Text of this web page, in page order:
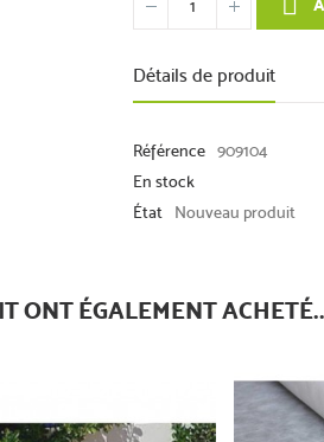
Détails de produit
Référence
909104
En stock
État
Nouveau produit
ONT ÉGALEMENT